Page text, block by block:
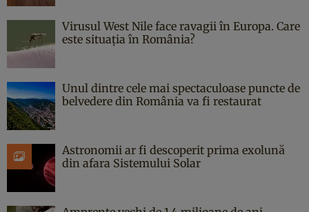
Virusul West Nile face ravagii în Europa. Care
este situația în România?
Unul dintre cele mai spectaculoase puncte de
belvedere din România va fi restaurat
Astronomii ar fi descoperit prima exolună
din afara Sistemului Solar